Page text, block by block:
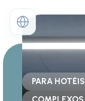
PARA HOTÉIS